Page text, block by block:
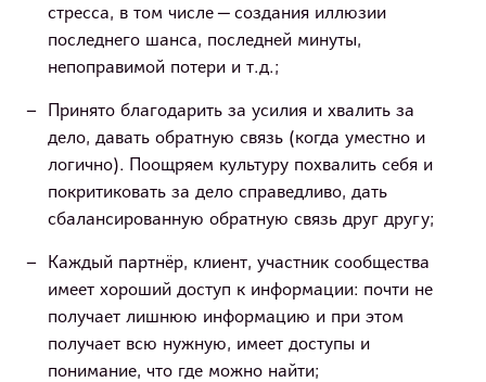
стресса, в том числе — создания иллюзии
последнего шанса, последней минуты,
непоправимой потери и т.д.;
Принято благодарить за усилия и хвалить за
дело, давать обратную связь (когда уместно и
логично). Поощряем культуру похвалить себя и
покритиковать за дело справедливо, дать
сбалансированную обратную связь друг другу;
Каждый партнёр, клиент, участник сообщества
имеет хороший доступ к информации: почти не
получает лишнюю информацию и при этом
получает всю нужную, имеет доступы и
понимание, что где можно найти;